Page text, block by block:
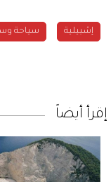
إشبيلية سياحة
إقرأ أيضاً